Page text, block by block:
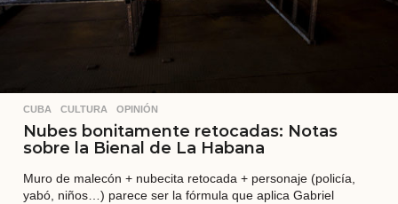
CUBA ,CULTURA ,OPINIÓN
Nubes bonitamente retocadas: Notas
sobre la Bienal de La Habana
Muro de malecón + nubecita retocada + personaje (policía,
yabó, niños…) parece ser la fórmula que aplica Gabriel